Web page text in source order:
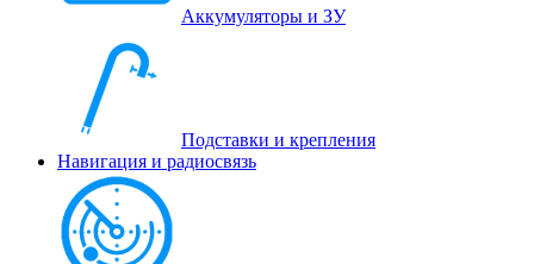
Аккумуляторы и ЗУ
Подставки и крепления
Навигация и радиосвязь